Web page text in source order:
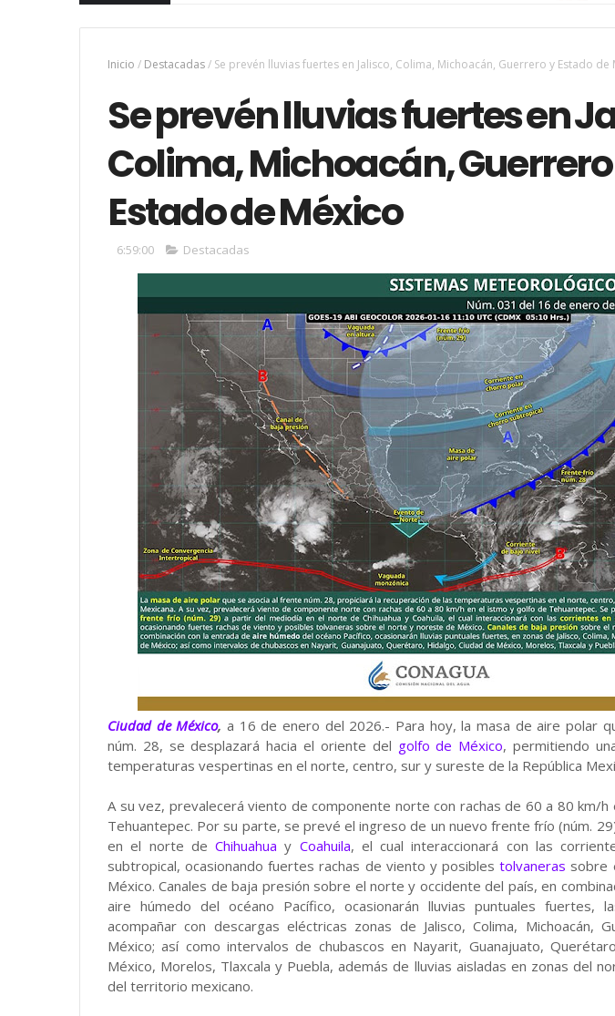
Inicio / Destacadas/ Se prevén lluvias fuertes en Jalisco, Colima, Michoacán, Guerrero y Estado de
Se prevén lluvias fuertes en
Colima, Michoacán,
Estado de México
6:59:00 Destacadas
Ciudad de México, a 16 de enero del 2026.- Para hoy, la masa de aire polar
núm. 28, se desplazará hacia el oriente del golfo de México, permitiendo
temperaturas vespertinas en el norte, centro, sur y sureste de la República
A su vez, prevalecerá viento de componente norte con rachas de 60 a 80 km/
Tehuantepec. Por su parte, se prevé el ingreso de un nuevo frente frío (núm.
en el norte deChihuahua y Coahuila, el cual interaccionará con las
subtropical, ocasionando fuertes rachas de viento y posiblestolvaneras sobre
México. Canales de baja presión sobre el norte y occidente del país, en
aire húmedo del océano Pacífico, ocasionarán lluvias puntuales fuertes,
acompañar con descargas eléctricas zonas de Jalisco, Colima, Michoacán,
México; así como intervalos de chubascos en Nayarit, Guanajuato,
México, Morelos, Tlaxcala y Puebla, además de lluvias aisladas en zonas del
del territorio mexicano.